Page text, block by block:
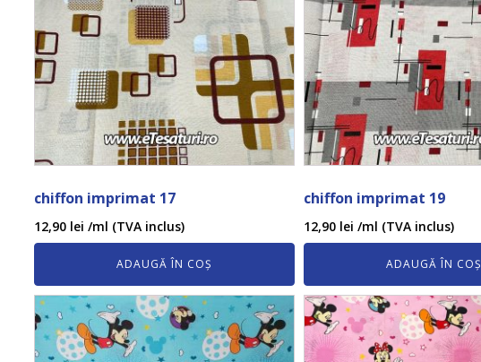
chiffon imprimat 17
12,90 lei /ml (TVA inclus)
ADAUGĂ ÎN COȘ
chiffon imprimat 19
12,90 lei /ml (TVA inclus)
ADAUGĂ ÎN COȘ